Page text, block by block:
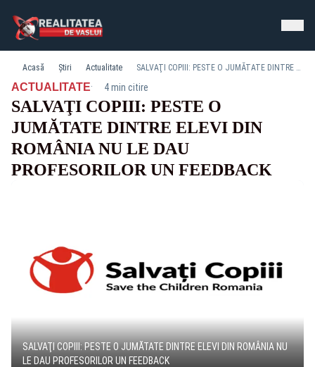
Acasă Știri Actualitate SALVAŢI COPIII: PESTE O JUMĂTATE DINTRE ELEVI DIN ROMÂNIA NU LE DAU PROFESORILOR UN FEEDBACK
ACTUALITATE· 4 min citire
SALVAŢI COPIII: PESTE O
JUMĂTATE DINTRE ELEVI DIN
ROMÂNIA NU LE DAU
PROFESORILOR UN FEEDBACK
SALVAŢI COPIII: PESTE O JUMĂTATE DINTRE ELEVI DIN ROMÂNIA NU
LE DAU PROFESORILOR UN FEEDBACK